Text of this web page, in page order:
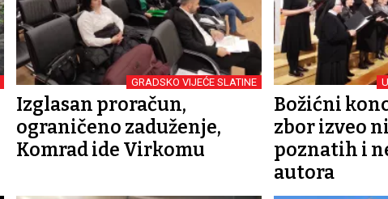
GRADSKO VIJEĆE SLATINE
Izglasan proračun,
ograničeno zaduženje,
Komrad ide Virkomu
Božićni
zbor izveo
poznatih i
autora